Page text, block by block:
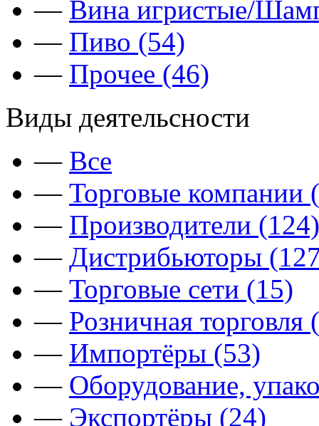
— Вина игристые/
— Пиво (54)
— Прочее (46)
Виды деятельсности
— Все
— Торговые компании
— Производители (124)
— Дистрибьюторы
— Торговые сети (15)
— Розничная торговля
— Импортёры (53)
— Оборудование,
— Экспортёры (24)